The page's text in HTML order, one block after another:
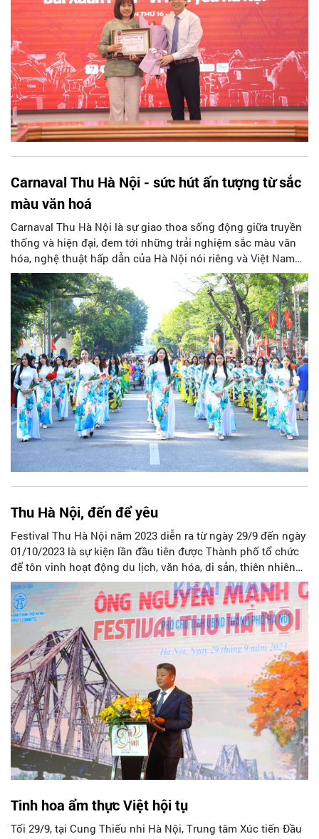
Carnaval Thu Hà Nội - sức hút ấn tượng từ sắc
màu văn hoá
Carnaval Thu Hà Nội là sự giao thoa sống động giữa truyền
thống và hiện đại, đem tới những trải nghiệm sắc màu văn
hóa, nghệ thuật hấp dẫn của Hà Nội nói riêng và Việt Nam
nói chung.
Thu Hà Nội, đến để yêu
Festival Thu Hà Nội năm 2023 diễn ra từ ngày 29/9 đến ngày
01/10/2023 là sự kiện lần đầu tiên được Thành phố tổ chức
để tôn vinh hoạt động du lịch, văn hóa, di sản, thiên nhiên
của Hà Nội.
Tinh hoa ẩm thực Việt hội tụ
Tối 29/9, tại Cung Thiếu nhi Hà Nội, Trung tâm Xúc tiến Đầu